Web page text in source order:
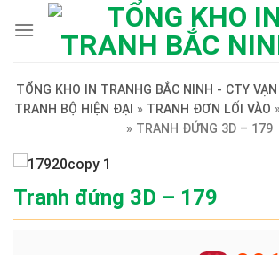
TỔNG KHO IN TRANHG BẮC NINH - CTY
TRANH BỘ HIỆN ĐẠI » TRANH ĐƠN LỐI VÀO »
» TRANH ĐỨNG 3D – 179
Tranh đứng 3D – 179